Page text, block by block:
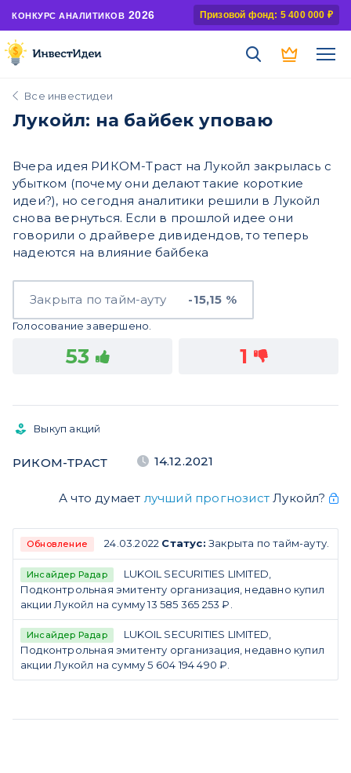
КОНКУРС АНАЛИТИКОВ 2026 Призовой фонд: 5 400 000 ₽
Все инвестидеи
Лукойл: на байбек уповаю
Вчера идея РИКОМ-Траст на Лукойл закрылась с
убытком (почему они делают такие короткие
идеи?), но сегодня аналитики решили в Лукойл
снова вернуться. Если в прошлой идее они
говорили о драйвере дивидендов, то теперь
надеются на влияние байбека
Закрыта по тайм-ауту -15,15 %
Голосование завершено.
53 1
Выкуп акций
РИКОМ-ТРАСТ 14.12.2021
А что думает лучший прогнозистЛукойл?
Обновление 24.03.2022 Статус: Закрыта по тайм-ауту.
Инсайдер Радар
LUKOIL SECURITIES LIMITED,
Подконтрольная эмитенту организация, недавно купил
акции Лукойл на сумму 13 585 365 253 ₽.
Инсайдер Радар
LUKOIL SECURITIES LIMITED,
Подконтрольная эмитенту организация, недавно купил
акции Лукойл на сумму 5 604 194 490 ₽.